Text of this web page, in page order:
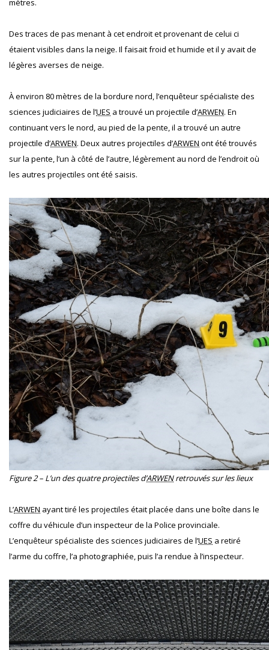
mètres.
Des traces de pas menant à cet endroit et provenant de celui ci
étaient visibles dans la neige. Il faisait froid et humide et il y avait de
légères averses de neige.
À environ 80 mètres de la bordure nord, l’enquêteur spécialiste des
sciences judiciaires de l’UES a trouvé un projectile d’ARWEN. En
continuant vers le nord, au pied de la pente, il a trouvé un autre
projectile d’ARWEN. Deux autres projectiles d’ARWEN ont été trouvés
sur la pente, l’un à côté de l’autre, légèrement au nord de l’endroit où
les autres projectiles ont été saisis.
Figure 2 – L’un des quatre projectiles d’ARWENretrouvés sur les lieux
L’ARWEN ayant tiré les projectiles était placée dans une boîte dans le
coffre du véhicule d’un inspecteur de la Police provinciale.
L’enquêteur spécialiste des sciences judiciaires de l’UES a retiré
l’arme du coffre, l’a photographiée, puis l’a rendue à l’inspecteur.